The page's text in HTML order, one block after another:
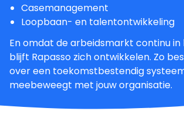
Casemanagement
Loopbaan- en talentontwikkeling
En omdat de arbeidsmarkt continu in
blijft Rapasso zich ontwikkelen. Zo
over een toekomstbestendig
meebeweegt met jouw organisatie.